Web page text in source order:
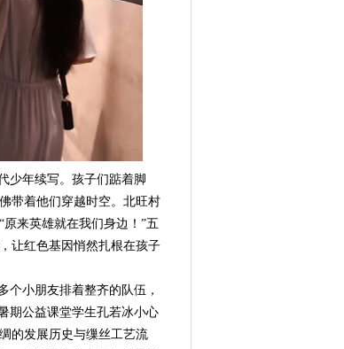
年续写。孩子们踮着脚
带着他们穿越时空。北旺村
来英雄就在我们身边！”五
让红色基因悄然扎根在孩子
小朋友排着整齐的队伍，
期公益课堂学生孔若冰小心
的发展历史与缫丝工艺流